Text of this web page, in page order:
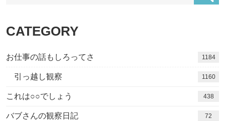
CATEGORY
お仕事の話もしろってさ 1184
引っ越し観察 1160
これは○○でしょう 438
バブさんの観察日記 72